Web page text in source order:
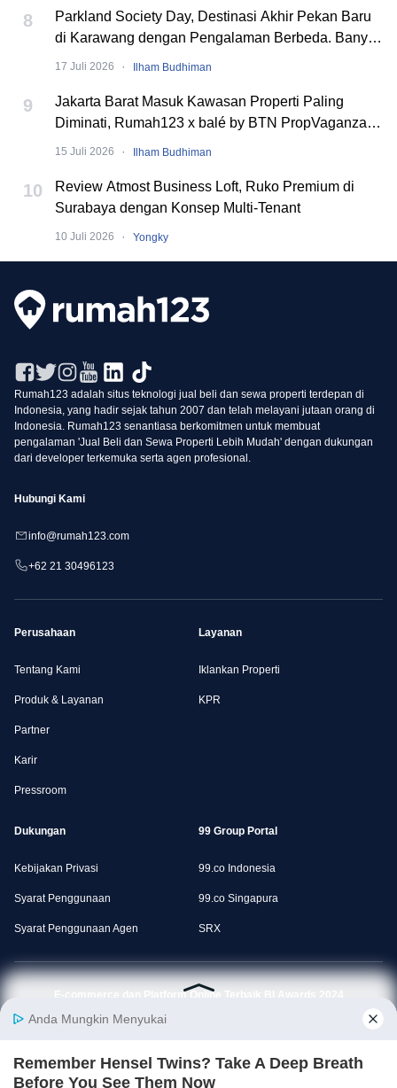
8
Parkland Society Day, Destinasi Akhir Pekan Baru
di Karawang dengan Pengalaman Berbeda. Banyak
Event Seru!
17 Juli 2026 · Ilham Budhiman
9
Jakarta Barat Masuk Kawasan Properti Paling
Diminati, Rumah123 x balé by BTN PropVaganza
2026 Hadirkan Puluhan Developer
15 Juli 2026 · Ilham Budhiman
10
Review Atmost Business Loft, Ruko Premium di
Surabaya dengan Konsep Multi-Tenant
10 Juli 2026 · Yongky
Rumah123 adalah situs teknologi jual beli dan sewa properti terdepan di
Indonesia, yang hadir sejak tahun 2007 dan telah melayani jutaan orang di
Indonesia. Rumah123 senantiasa berkomitmen untuk membuat
pengalaman 'Jual Beli dan Sewa Properti Lebih Mudah' dengan dukungan
dari developer terkemuka serta agen profesional.
E-commerce dan Platform Online Terbaik BI Awards 2024
Perusahaan
Tentang Kami
Produk & Layanan
Partner
Karir
Pressroom
Layanan
Iklankan Properti
KPR
Dukungan
Kebijakan Privasi
Syarat Penggunaan
Syarat Penggunaan Agen
99 Group Portal
99.co Indonesia
99.co Singapura
SRX
Hubungi Kami
info@rumah123.com
+62 21 30496123